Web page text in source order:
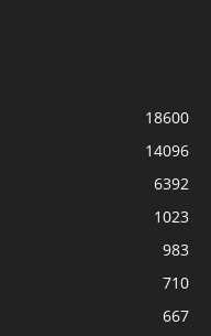
18600
14096
6392
1023
983
710
667